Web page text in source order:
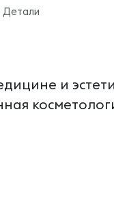
Детали
и